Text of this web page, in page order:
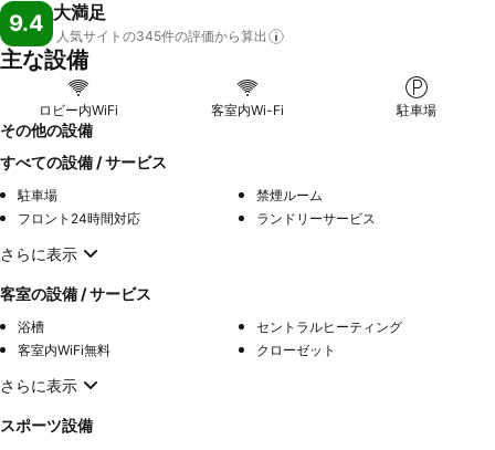
9.4 大満足
人気サイトの345件の評価から算出
主な設備
ロビー内WiFi 客室内Wi-Fi 駐車場
その他の設備
すべての設備 / サービス
駐車場
禁煙ルーム
フロント24時間対応
ランドリーサービス
さらに表示
客室の設備 / サービス
浴槽
セントラルヒーティング
客室内WiFi無料
クローゼット
さらに表示
スポーツ設備